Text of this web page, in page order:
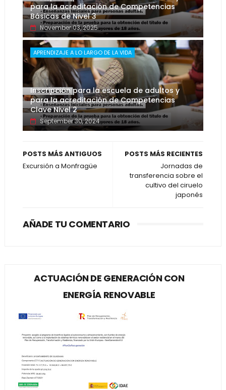
para la acreditación de Competencias
Básicas de Nivel 3
November 03, 2025
APRENDIZAJE A LO LARGO DE LA VIDA
Inscripción para la escuela de adultos y
para la acreditación de Competencias
Clave Nivel 2
September 30, 2024
POSTS MÁS RECIENTES
Jornadas de
transferencia sobre el
cultivo del ciruelo
japonés
POSTS MÁS ANTIGUOS
Excursión a Monfragüe
AÑADE TU COMENTARIO
ACTUACIÓN DE GENERACIÓN CON
ENERGÍA RENOVABLE